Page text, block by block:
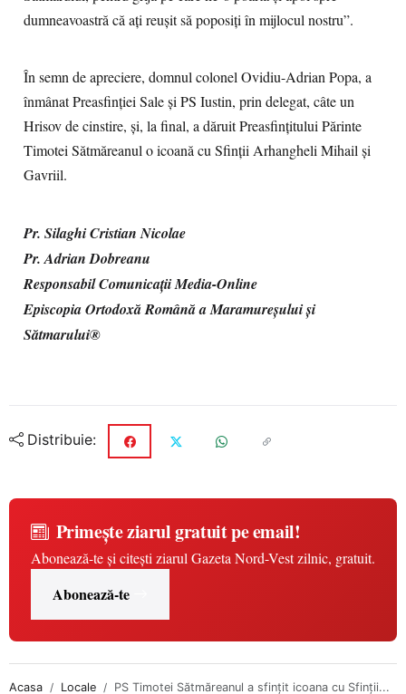
dumneavoastră că ați reușit să poposiți în mijlocul nostru”.
În semn de apreciere, domnul colonel Ovidiu-Adrian Popa, a
înmânat Preasfinției Sale și PS Iustin, prin delegat, câte un
Hrisov de cinstire, și, la final, a dăruit Preasfințitului Părinte
Timotei Sătmăreanul o icoană cu Sfinții Arhangheli Mihail și
Gavriil.
Pr. Silaghi Cristian Nicolae
Pr. Adrian Dobreanu
Responsabil Comunicații Media-Online
Episcopia Ortodoxă Română a Maramureșului și
Sătmarului®
Distribuie:
Primește ziarul gratuit pe email!
Abonează-te și citești ziarul Gazeta Nord-Vest zilnic, gratuit.
Abonează-te
Acasa Locale PS Timotei Sătmăreanul a sfințit icoana cu Sfinții...